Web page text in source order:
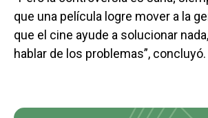
que una película logre mover a la
que el cine ayude a solucionar
hablar de los problemas”, concluyó.